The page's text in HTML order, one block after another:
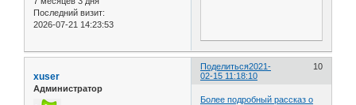
Последний визит:
2026-07-21 14:23:53
Поделиться 10
2021-
02-15 11:18:10
xuser
Администратор
Более подробный рассказ о